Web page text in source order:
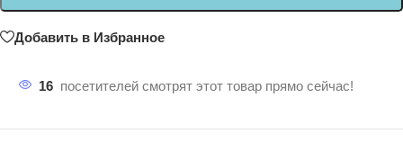
Добавить в Избранное
16 посетителей смотрят этот товар прямо сейчас!